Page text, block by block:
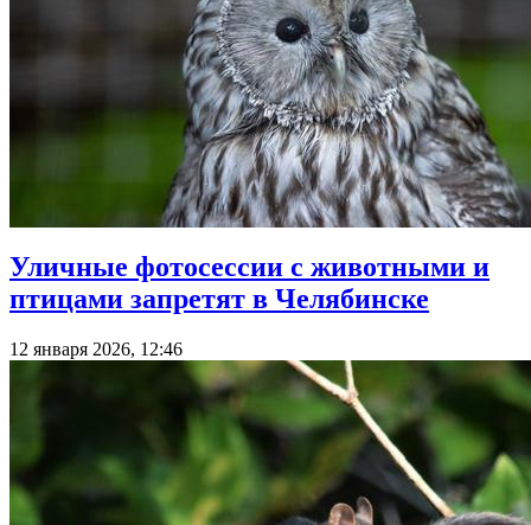
Уличные фотосессии с животными и
птицами запретят в Челябинске
12 января 2026, 12:46